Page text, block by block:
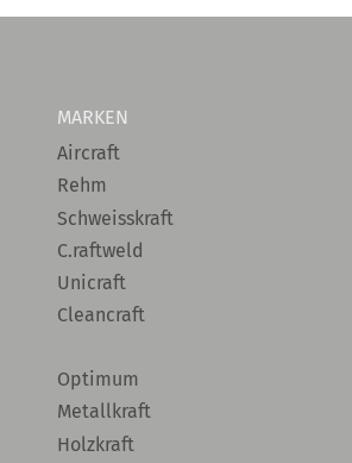
MARKEN
Aircraft
Rehm
Schweisskraft
C.raftweld
Unicraft
Cleancraft
Optimum
Metallkraft
Holzkraft